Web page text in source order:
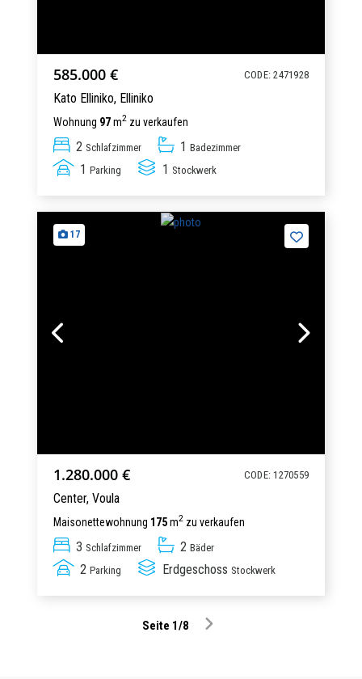
585.000 € CODE: 2471928
Kato Elliniko, Elliniko
Wohnung 97m2 zu verkaufen
2 Schlafzimmer 1 Badezimmer
1 Parking 1 Stockwerk
17
1.280.000 € CODE: 1270559
Center, Voula
Maisonettewohnung 175m2 zu verkaufen
3 Schlafzimmer 2 Bäder
2 Parking Erdgeschoss Stockwerk
Seite 1/8